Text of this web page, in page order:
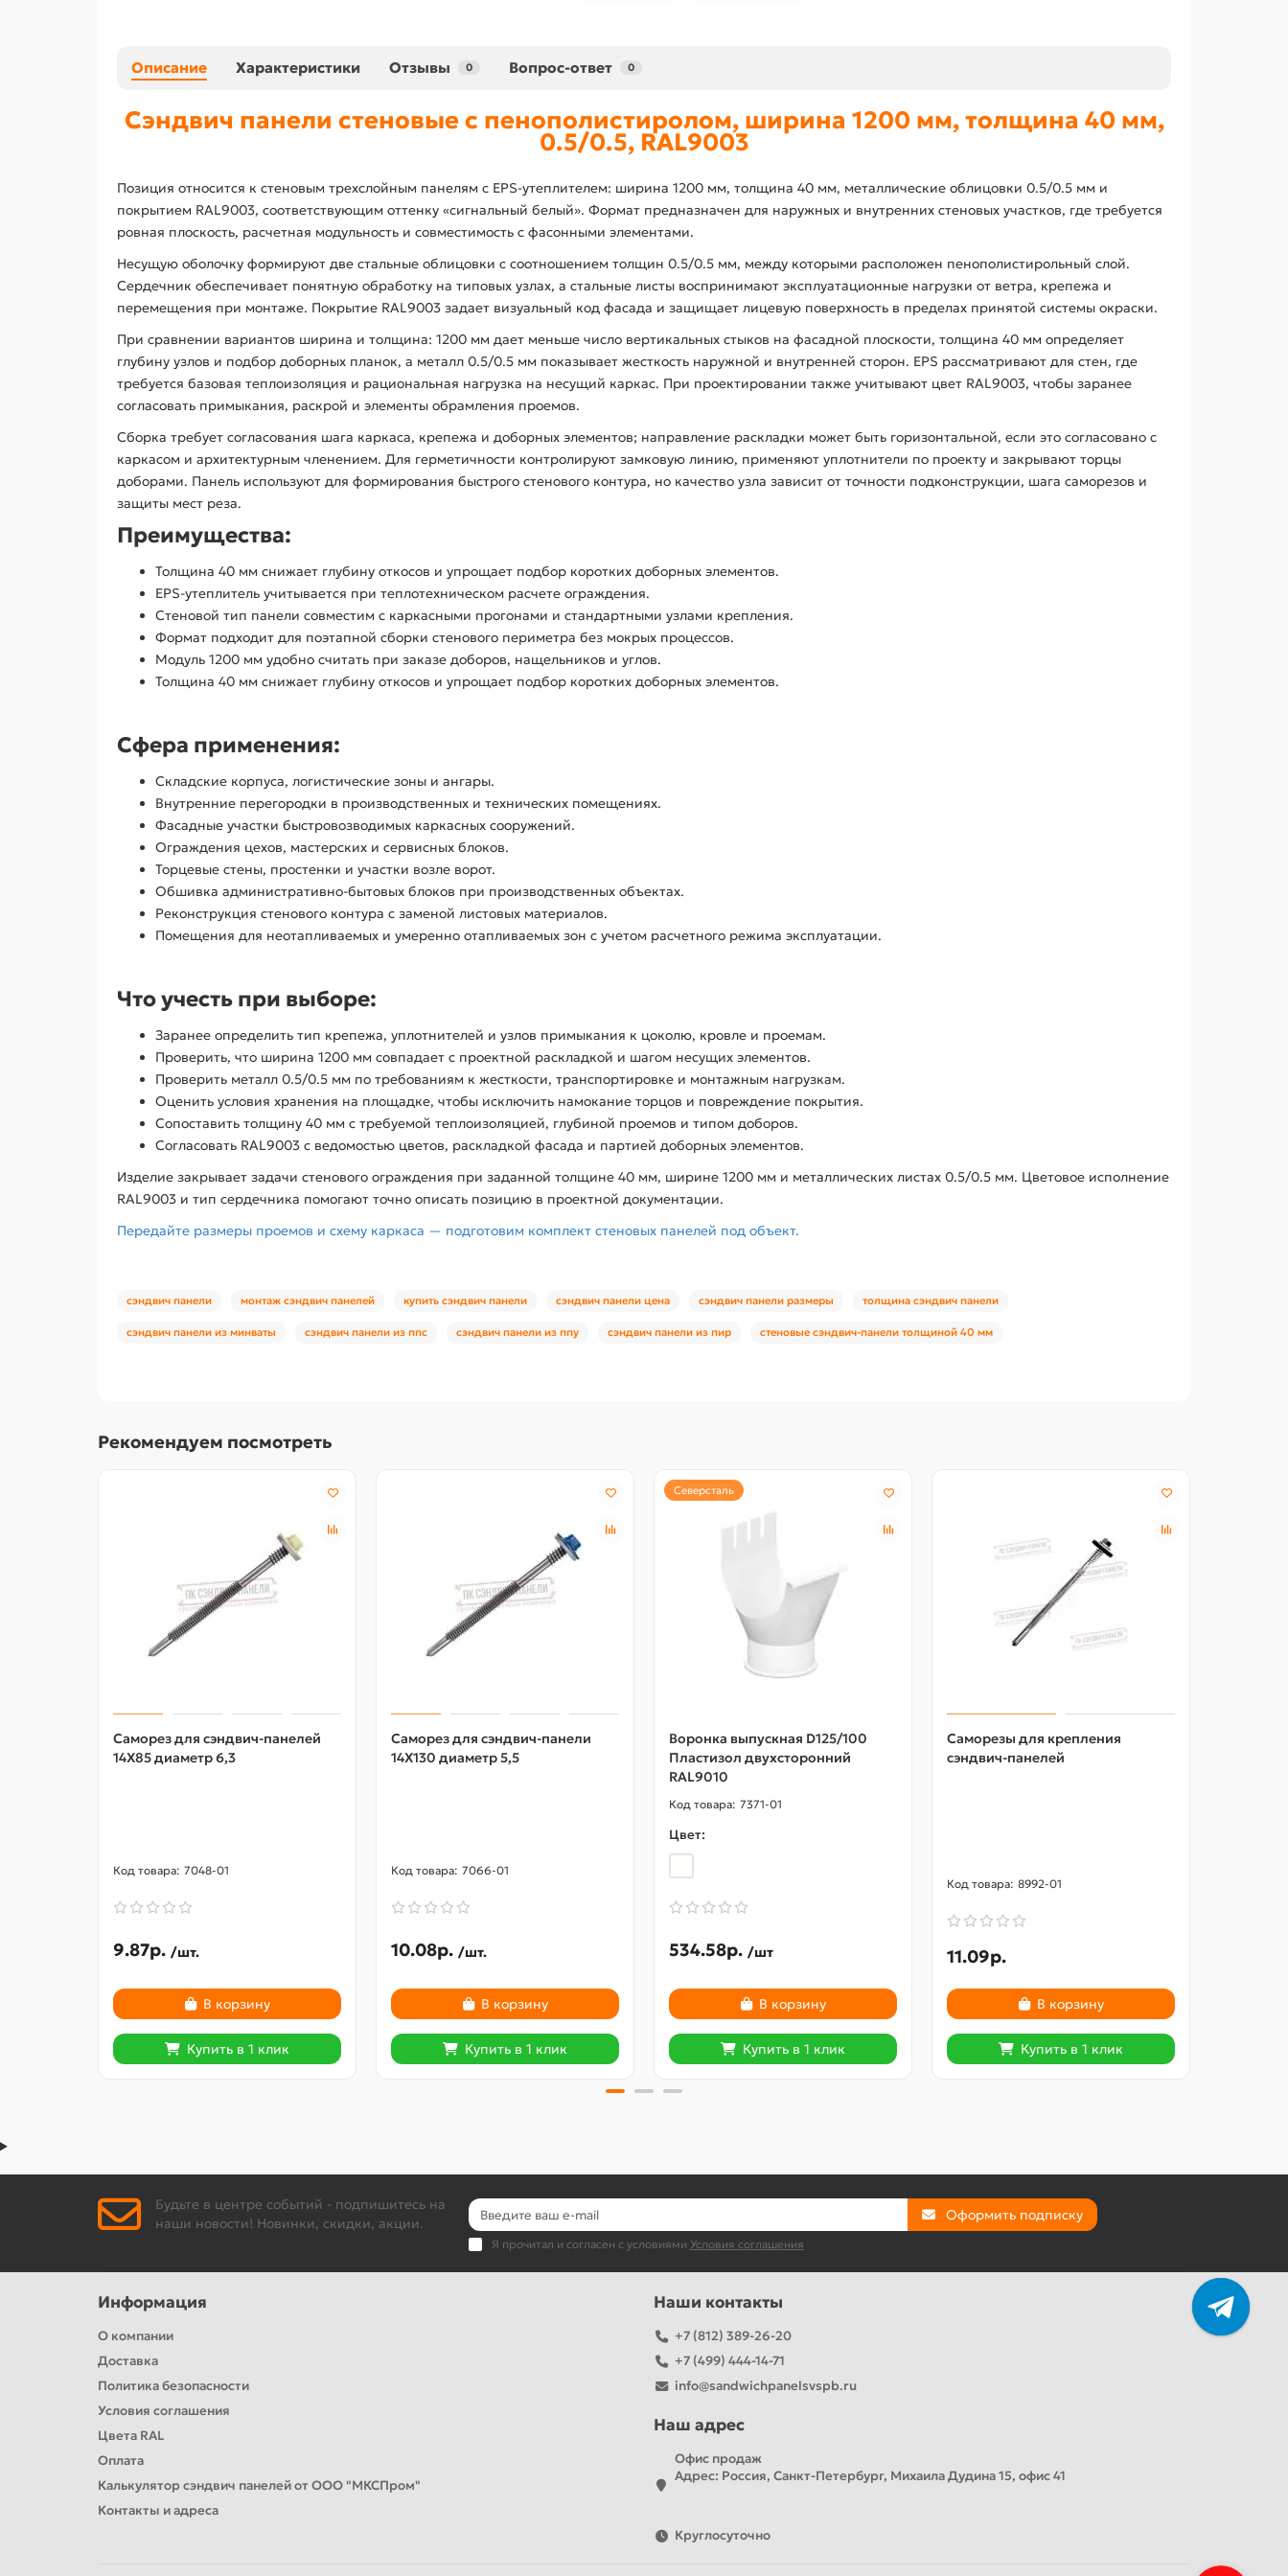
Описание Характеристики Отзывы 0 Вопрос-ответ 0
Сэндвич панели стеновые с пенополистиролом, ширина 1200 мм, толщина 40 мм,
0.5/0.5, RAL9003
Позиция относится к стеновым трехслойным панелям с EPS-утеплителем: ширина 1200 мм, толщина 40 мм, металлические облицовки 0.5/0.5 мм и
покрытием RAL9003, соответствующим оттенку «сигнальный белый». Формат предназначен для наружных и внутренних стеновых участков, где требуется
ровная плоскость, расчетная модульность и совместимость с фасонными элементами.
Несущую оболочку формируют две стальные облицовки с соотношением толщин 0.5/0.5 мм, между которыми расположен пенополистирольный слой.
Сердечник обеспечивает понятную обработку на типовых узлах, а стальные листы воспринимают эксплуатационные нагрузки от ветра, крепежа и
перемещения при монтаже. Покрытие RAL9003 задает визуальный код фасада и защищает лицевую поверхность в пределах принятой системы окраски.
При сравнении вариантов ширина и толщина: 1200 мм дает меньше число вертикальных стыков на фасадной плоскости, толщина 40 мм определяет
глубину узлов и подбор доборных планок, а металл 0.5/0.5 мм показывает жесткость наружной и внутренней сторон. EPS рассматривают для стен, где
требуется базовая теплоизоляция и рациональная нагрузка на несущий каркас. При проектировании также учитывают цвет RAL9003, чтобы заранее
согласовать примыкания, раскрой и элементы обрамления проемов.
Сборка требует согласования шага каркаса, крепежа и доборных элементов; направление раскладки может быть горизонтальной, если это согласовано с
каркасом и архитектурным членением. Для герметичности контролируют замковую линию, применяют уплотнители по проекту и закрывают торцы
доборами. Панель используют для формирования быстрого стенового контура, но качество узла зависит от точности подконструкции, шага саморезов и
защиты мест реза.
Преимущества:
Толщина 40 мм снижает глубину откосов и упрощает подбор коротких доборных элементов.
EPS-утеплитель учитывается при теплотехническом расчете ограждения.
Стеновой тип панели совместим с каркасными прогонами и стандартными узлами крепления.
Формат подходит для поэтапной сборки стенового периметра без мокрых процессов.
Модуль 1200 мм удобно считать при заказе доборов, нащельников и углов.
Толщина 40 мм снижает глубину откосов и упрощает подбор коротких доборных элементов.
Сфера применения:
Складские корпуса, логистические зоны и ангары.
Внутренние перегородки в производственных и технических помещениях.
Фасадные участки быстровозводимых каркасных сооружений.
Ограждения цехов, мастерских и сервисных блоков.
Торцевые стены, простенки и участки возле ворот.
Обшивка административно-бытовых блоков при производственных объектах.
Реконструкция стенового контура с заменой листовых материалов.
Помещения для неотапливаемых и умеренно отапливаемых зон с учетом расчетного режима эксплуатации.
Что учесть при выборе:
Заранее определить тип крепежа, уплотнителей и узлов примыкания к цоколю, кровле и проемам.
Проверить, что ширина 1200 мм совпадает с проектной раскладкой и шагом несущих элементов.
Проверить металл 0.5/0.5 мм по требованиям к жесткости, транспортировке и монтажным нагрузкам.
Оценить условия хранения на площадке, чтобы исключить намокание торцов и повреждение покрытия.
Сопоставить толщину 40 мм с требуемой теплоизоляцией, глубиной проемов и типом доборов.
Согласовать RAL9003 с ведомостью цветов, раскладкой фасада и партией доборных элементов.
Изделие закрывает задачи стенового ограждения при заданной толщине 40 мм, ширине 1200 мм и металлических листах 0.5/0.5 мм. Цветовое исполнение
RAL9003 и тип сердечника помогают точно описать позицию в проектной документации.
Передайте размеры проемов и схему каркаса — подготовим комплект стеновых панелей под объект.
сэндвич панели монтаж сэндвич панелей купить сэндвич панели сэндвич панели цена сэндвич панели размеры толщина сэндвич панели
сэндвич панели из минваты сэндвич панели из ппс сэндвич панели из ппу сэндвич панели из пир стеновые сэндвич-панели толщиной 40 мм
Рекомендуем посмотреть
Саморез для сэндвич-панелей
14X85 диаметр 6,3
7048-01
9.87р. /шт.
В корзину
Купить в 1 клик
Саморез для сэндвич-панели
14X130 диаметр 5,5
7066-01
10.08р. /шт.
В корзину
Купить в 1 клик
Северсталь
Воронка выпускная D125/100
Пластизол двухсторонний
RAL9010
7371-01
Цвет:
534.58р. /шт
В корзину
Купить в 1 клик
Саморезы для крепления
сэндвич-панелей
8992-01
11.09р.
В корзину
Купить в 1 клик
Будьте в центре событий - подпишитесь на
наши новости! Новинки, скидки, акции.
Оформить подписку
Я прочитал и согласен с условиями Условия соглашения
Информация
О компании
Доставка
Политика безопасности
Условия соглашения
Цвета RAL
Оплата
Калькулятор сэндвич панелей от ООО "МКСПром"
Контакты и адреса
Наши контакты
+7 (812) 389-26-20
+7 (499) 444-14-71
info@sandwichpanelsvspb.ru
Наш адрес
Офис продаж
Адрес: Россия, Санкт-Петербург, Михаила Дудина 15, офис 41
Круглосуточно